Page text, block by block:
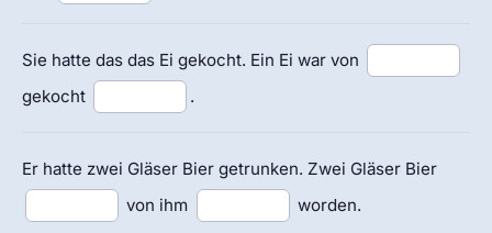
Sie hatte das das Ei gekocht. Ein Ei war von
gekocht
.
Er hatte zwei Gläser Bier getrunken. Zwei Gläser Bier
von ihm
worden.